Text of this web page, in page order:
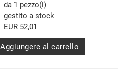
da 1 pezzo(i)
gestito a stock
EUR 52,01
Aggiungere al carrello